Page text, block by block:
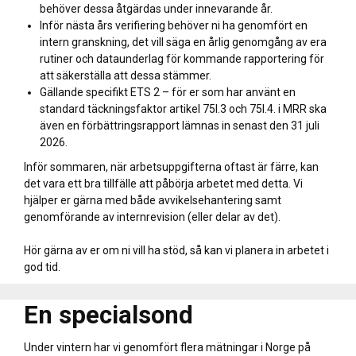
behöver dessa åtgärdas under innevarande år.
Inför nästa års verifiering behöver ni ha genomfört en
intern granskning, det vill säga en årlig genomgång av era
rutiner och dataunderlag för kommande rapportering för
att säkerställa att dessa stämmer.
Gällande specifikt ETS 2 – för er som har använt en
standard täckningsfaktor artikel 75l.3 och 75l.4. i MRR ska
även en förbättringsrapport lämnas in senast den 31 juli
2026.
Inför sommaren, när arbetsuppgifterna oftast är färre, kan
det vara ett bra tillfälle att påbörja arbetet med detta. Vi
hjälper er gärna med både avvikelsehantering samt
genomförande av internrevision (eller delar av det).
Hör gärna av er om ni vill ha stöd, så kan vi planera in arbetet i
god tid.
En specialsond
Under vintern har vi genomfört flera mätningar i Norge på